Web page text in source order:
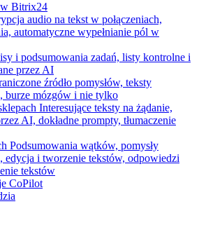
Bitrix24
audio na tekst w połączeniach,
automatyczne wypełnianie pól w
i podsumowania zadań, listy kontrolne i
przez AI
źródło pomysłów, teksty
burze mózgów i nie tylko
Interesujące teksty na żądanie,
AI, dokładne prompty, tłumaczenie
Podsumowania wątków, pomysły
edycja i tworzenie tekstów, odpowiedzi
tekstów
CoPilot